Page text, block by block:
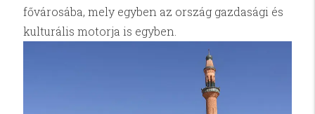
fővárosába, mely egyben az ország gazdasági és
kulturális motorja is egyben.